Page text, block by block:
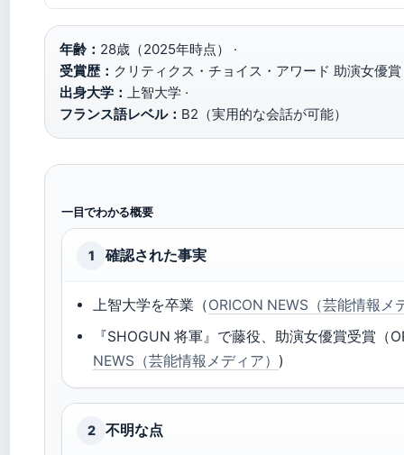
年齢： 28歳（2025年時点） ·
受賞歴： クリティクス・チョイス・アワード 助演女優
出身大学： 上智大学 ·
フランス語レベル： B2（実用的な会話が可能）
一目でわかる概要
1 確認された事実
上智大学を卒業（ORICON NEWS（芸能情報メ
『SHOGUN 将軍』で藤役、助演女優賞受賞（
NEWS（芸能情報メディア） )
2 不明な点